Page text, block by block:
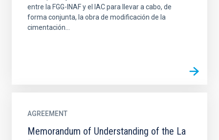
entre la FGG-INAF y el IAC para llevar a cabo, de
forma conjunta, la obra de modificación de la
cimentación...
AGREEMENT
Memorandum of Understanding of the La